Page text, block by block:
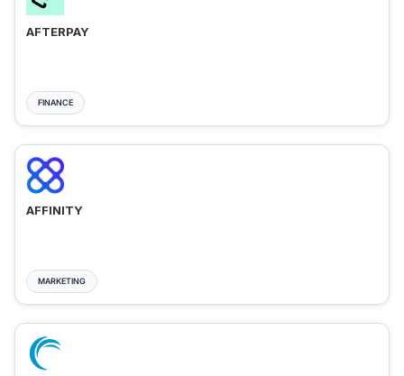
AFTERPAY
FINANCE
AFFINITY
MARKETING